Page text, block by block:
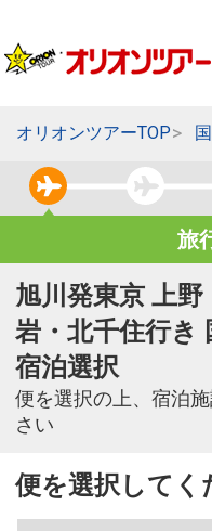
オリオンツアーTOP
旅
旭川発東京 上
岩・北千住行き
宿泊選択
便を選択の上、宿泊
さい
便を選択してく